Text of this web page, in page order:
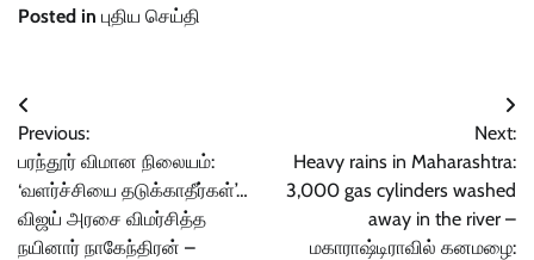
Posted in புதிய செய்தி
Post
navigation
Previous:
பரந்தூர் விமான நிலையம்:
‘வளர்ச்சியை தடுக்காதீர்கள்’…
விஜய் அரசை விமர்சித்த
நயினார் நாகேந்திரன் –
Next:
Heavy rains in Maharashtra:
3,000 gas cylinders washed
away in the river –
மகாராஷ்டிராவில் கனமழை: